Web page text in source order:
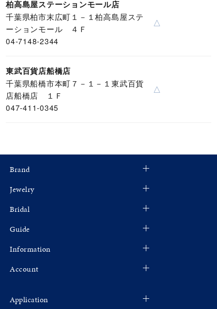
柏高島屋ステーションモール店
千葉県柏市末広町１－１柏高島屋ステ
ーションモール ４Ｆ
04-7148-2344
△
東武百貨店船橋店
千葉県船橋市本町７－１－１東武百貨
店船橋店 １Ｆ
047-411-0345
△
Brand
Jewelry
Bridal
Guide
Information
Account
Application